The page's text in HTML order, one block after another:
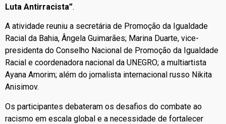
Luta Antirracista”.
A atividade reuniu a secretária de Promoção da Igualdade
Racial da Bahia, Ângela Guimarães; Marina Duarte, vice-
presidenta do Conselho Nacional de Promoção da Igualdade
Racial e coordenadora nacional da UNEGRO; a multiartista
Ayana Amorim; além do jornalista internacional russo Nikita
Anisimov.
Os participantes debateram os desafios do combate ao
racismo em escala global e a necessidade de fortalecer